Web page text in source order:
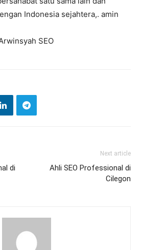
Indonesia sejahtera,. amin
SEO
di
Next article
Ahli SEO Professional di
Cilegon